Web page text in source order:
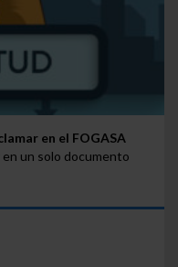
en el FOGASA
un solo documento